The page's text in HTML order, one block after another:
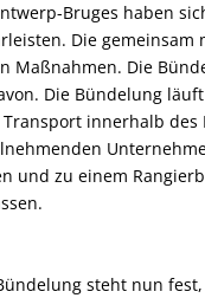
Bruges haben
Die
Maßnahmen. Die
Die Bündelung
innerhalb
und zu einem
steht nun